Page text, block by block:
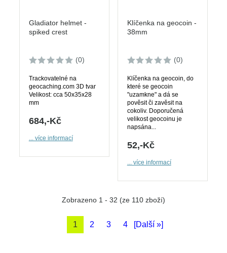
Gladiator helmet -
spiked crest
(0)
Trackovatelné na
geocaching.com 3D tvar
Velikost: cca 50x35x28
mm
684,-Kč
... více informací
Klíčenka na geocoin -
38mm
(0)
Klíčenka na geocoin, do
které se geocoin
"uzamkne" a dá se
pověsit či zavěsit na
cokoliv. Doporučená
velikost geocoinu je
napsána...
52,-Kč
... více informací
Zobrazeno 1 - 32 (ze 110 zboží)
1 2 3 4 [Další »]